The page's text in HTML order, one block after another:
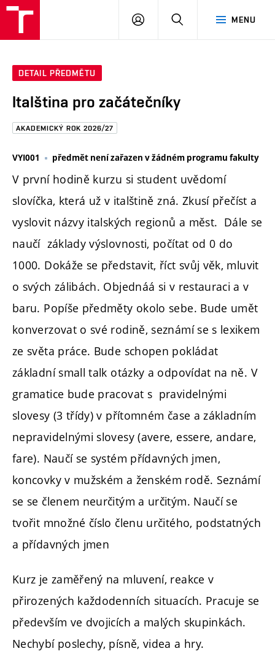
Brno
MENU
PŘIHLÁSIT
DETAIL PŘEDMĚTU
Italština pro začátečníky
AKADEMICKÝ ROK 2026/27
VYI001 předmět není zařazen v žádném programu fakulty
V první hodině kurzu si student uvědomí
slovíčka, která už v italštině zná. Zkusí přečíst a
vyslovit názvy italských regionů a měst. Dále se
naučí základy výslovnosti, počítat od 0 do
1000. Dokáže se představit, říct svůj věk, mluvit
o svých zálibách. Objednáá si v restauraci a v
baru. Popíše předměty okolo sebe. Bude umět
konverzovat o své rodině, seznámí se s lexikem
ze světa práce. Bude schopen pokládat
základní small talk otázky a odpovídat na ně. V
gramatice bude pracovat s pravidelnými
slovesy (3 třídy) v přítomném čase a základním
nepravidelnými slovesy (avere, essere, andare,
fare). Naučí se systém přídavných jmen,
koncovky v mužském a ženském rodě. Seznámí
se se členem neurčitým a určitým. Naučí se
tvořit množné číslo členu určitého, podstatných
a přídavných jmen
Kurz je zaměřený na mluvení, reakce v
přirozených každodenních situacích. Pracuje se
především ve dvojicích a malých skupinkách.
Nechybí poslechy, písně, videa a hry.